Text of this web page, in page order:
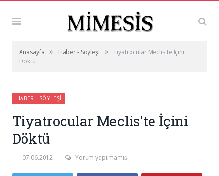
Anasayfa » Haber - Söyleşi »
Tiyatrocular Meclis'te İçini
Döktü
HABER - SÖYLEŞI
Tiyatrocular Meclis'te İçini
Döktü
07.06.2012 Yorum yapılmamış